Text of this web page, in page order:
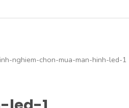
nghiem-chon-mua-man-hinh-led-1